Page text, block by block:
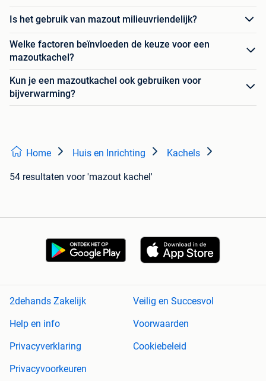
Is het gebruik van mazout milieuvriendelijk?
Welke factoren beïnvloeden de keuze voor een
mazoutkachel?
Kun je een mazoutkachel ook gebruiken voor
bijverwarming?
Home Huis en Inrichting Kachels
54 resultaten voor 'mazout kachel'
2dehands Zakelijk
Veilig en Succesvol
Help en info
Voorwaarden
Privacyverklaring
Cookiebeleid
Privacyvoorkeuren